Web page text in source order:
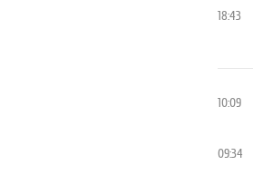
18:43
10:09
09:34